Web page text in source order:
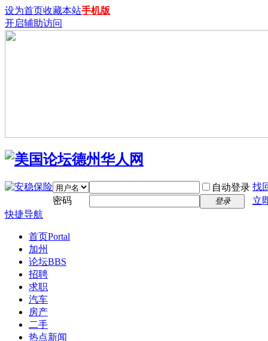
设为首页收藏本站手机版
开启辅助访问
自动登录 找
密码
登录
立
快捷导航
首页Portal
加州
论坛BBS
招聘
求职
汽车
房产
二手
热点新闻